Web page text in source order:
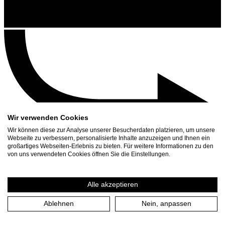
Kontakt
Presse Download
Wir verwenden Cookies
Wir können diese zur Analyse unserer Besucherdaten platzieren, um unsere
Webseite zu verbessern, personalisierte Inhalte anzuzeigen und Ihnen ein
großartiges Webseiten-Erlebnis zu bieten. Für weitere Informationen zu den
von uns verwendeten Cookies öffnen Sie die Einstellungen.
Alle akzeptieren
Ablehnen Nein, anpassen